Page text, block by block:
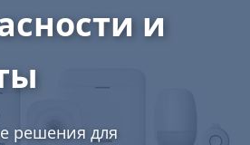
и
решения для